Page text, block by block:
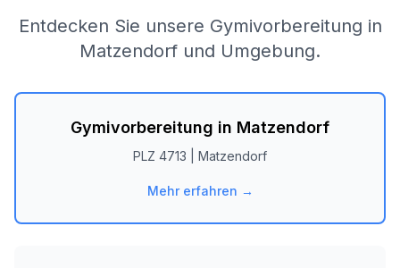
Entdecken Sie unsere Gymivorbereitung in
Matzendorf und Umgebung.
Gymivorbereitung in Matzendorf
PLZ 4713 Matzendorf
Mehr erfahren →